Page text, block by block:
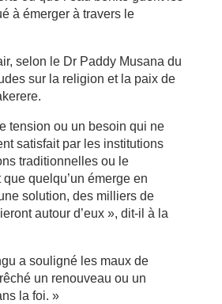
à émerger à travers le
selon le Dr Paddy Musana du
sur la religion et la paix de
tension ou un besoin qui ne
satisfait par les institutions
traditionnelles ou le
quelqu’un émerge en
solution, des milliers de
autour d’eux », dit-il à la
a souligné les maux de
un renouveau ou un
la foi. »